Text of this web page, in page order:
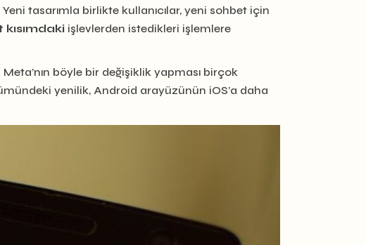
tasarımla birlikte kullanıcılar, yeni sohbet için
kısımdaki işlevlerden istedikleri işlemlere
böyle bir değişiklik yapması birçok
yenilik, Android arayüzünün iOS’a daha